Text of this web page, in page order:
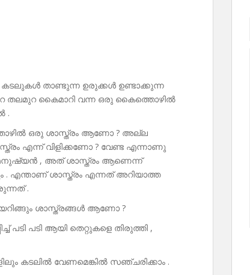
. കടലുകൾ താണ്ടുന്ന ഉരുക്കൾ ഉണ്ടാക്കുന്ന
തലമുറ കൈമാറി വന്ന ഒരു കൈത്തൊഴിൽ
.
ഒരു ശാസ്ത്രം ആണോ ? അല്ല
എന്ന് വിളിക്കണോ ? വേണ്ട എന്നാണു
മനുഷ്യൻ , അത് ശാസ്ത്രം ആണെന്ന്
. എന്താണ് ശാസ്ത്രം എന്നത് അറിയാത്ത
.
ശാസ്ത്രങ്ങൾ ആണോ ?
പടി ആയി തെറ്റുകളെ തിരുത്തി ,
കടലിൽ വേണമെങ്കിൽ സഞ്ചരിക്കാം .